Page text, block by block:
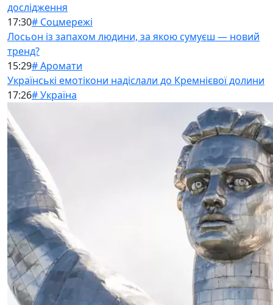
дослідження
17:30# Соцмережі
Лосьон із запахом людини, за якою сумуєш — новий
тренд?
15:29# Аромати
Українські емотікони надіслали до Кремнієвої долини
17:26# Україна